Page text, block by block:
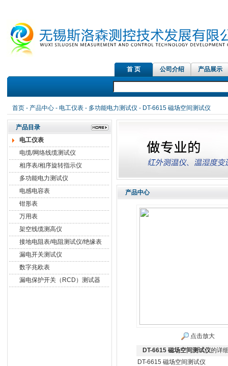
首 页 公司介绍 产品展示
首页- 产品中心- 电工仪表- 多功能电力测试仪 - DT-6615 磁场空间测试仪
产品目录
电工仪表
电缆/网络线缆测试仪
相序表/相序旋转指示仪
多功能电力测试仪
电感电容表
钳形表
万用表
架空线缆测高仪
接地电阻表/电阻测试仪/绝缘表
漏电开关测试仪
数字兆欧表
漏电保护开关（RCD）测试器
产品中心
点击放大
DT-6615 磁场空间测试仪的详
DT-6615 磁场空间测试仪